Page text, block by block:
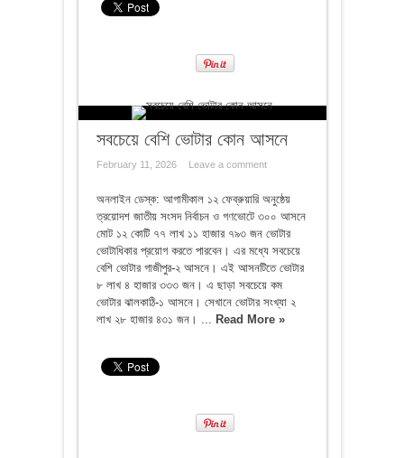
সবচেয়ে বেশি ভোটার কোন আসনে
February 11, 2026 Leave a comment
অনলাইন ডেস্ক: আগামীকাল ১২ ফেব্রুয়ারি অনুষ্ঠেয়
ত্রয়োদশ জাতীয় সংসদ নির্বাচন ও গণভোটে ৩০০ আসনে
মোট ১২ কোটি ৭৭ লাখ ১১ হাজার ৭৯৩ জন ভোটার
ভোটাধিকার প্রয়োগ করতে পারবেন। এর মধ্যে সবচেয়ে
বেশি ভোটার গাজীপুর-২ আসনে। এই আসনটিতে ভোটার
৮ লাখ ৪ হাজার ৩৩৩ জন। এ ছাড়া সবচেয়ে কম
ভোটার ঝালকাঠি-১ আসনে। সেখানে ভোটার সংখ্যা ২
লাখ ২৮ হাজার ৪৩১ জন। ... Read More »